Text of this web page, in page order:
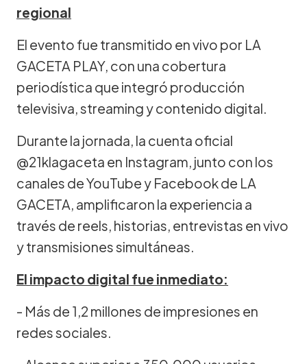
regional
El evento fue transmitido en vivo por LA
GACETA PLAY, con una cobertura
periodística que integró producción
televisiva, streaming y contenido digital.
Durante la jornada, la cuenta oficial
@21klagaceta en Instagram, junto con los
canales de YouTube y Facebook de LA
GACETA, amplificaron la experiencia a
través de reels, historias, entrevistas en vivo
y transmisiones simultáneas.
El impacto digital fue inmediato:
- Más de 1,2 millones de impresiones en
redes sociales.